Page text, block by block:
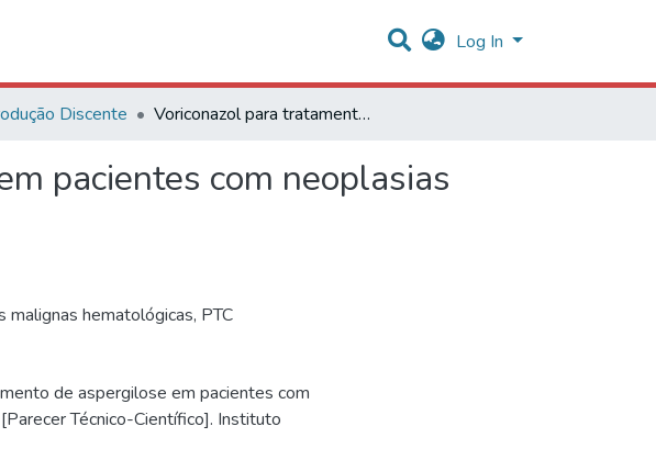
Log In
Discente Voriconazol para tratamento de aspergilose em pacientes com neoplasias malignas hematológicas
pacientes com neoplasias
malignas hematológicas, PTC
de aspergilose em pacientes com
Técnico-Científico]. Instituto